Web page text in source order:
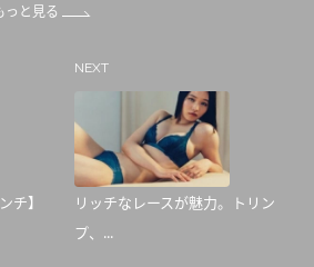
っと見る
チ】
NEXT
リッチなレースが魅力。トリン
プ、...